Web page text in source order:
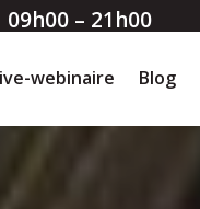
– 21h00
webinaire Blog